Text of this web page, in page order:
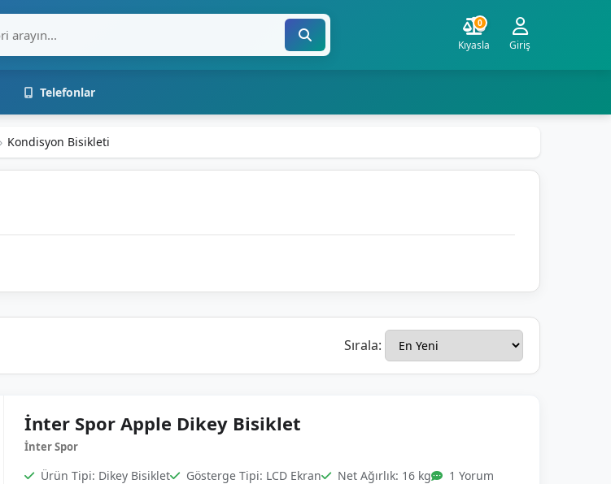
0
Kıyasla Giriş
Telefonlar
Kondisyon Bisikleti
Sırala:
İnter Spor Apple Dikey Bisiklet
İnter Spor
Ürün Tipi: Dikey Bisiklet Gösterge Tipi: LCD Ekran Net Ağırlık: 16 kg 1 Yorum